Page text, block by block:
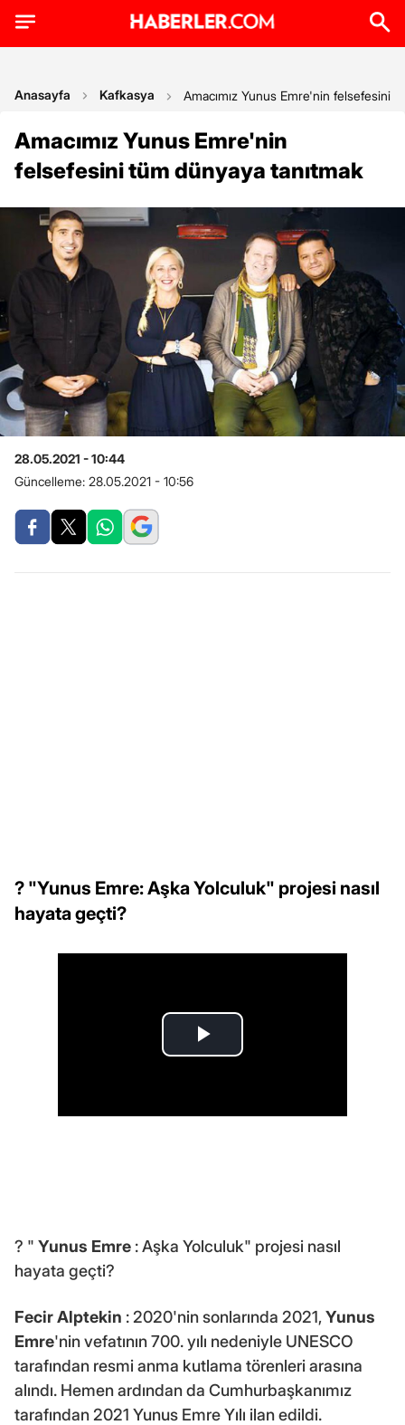
Anasayfa Kafkasya Amacımız Yunus Emre'nin felsefesini
Amacımız Yunus Emre'nin
felsefesini tüm dünyaya tanıtmak
28.05.2021 - 10:44
Güncelleme: 28.05.2021 - 10:56
? "Yunus Emre: Aşka Yolculuk" projesi nasıl
hayata geçti?
? " Yunus Emre : Aşka Yolculuk" projesi nasıl
hayata geçti?
Fecir Alptekin : 2020'nin sonlarında 2021,Yunus
Emre'nin vefatının 700. yılı nedeniyle UNESCO
tarafından resmi anma kutlama törenleri arasına
alındı. Hemen ardından da Cumhurbaşkanımız
tarafından 2021 Yunus Emre Yılı ilan edildi.